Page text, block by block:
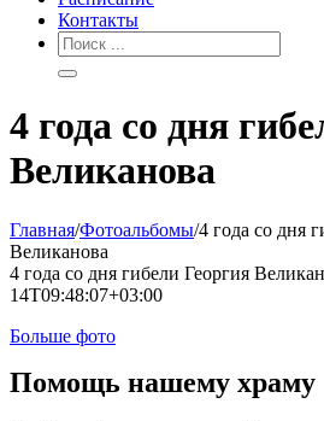
Контакты
4 года со дня
Великанова
Главная/Фотоальбомы/4 года со дня
Великанова
4 года со дня гибели Георгия
14T09:48:07+03:00
Больше фото
Помощь нашему храму